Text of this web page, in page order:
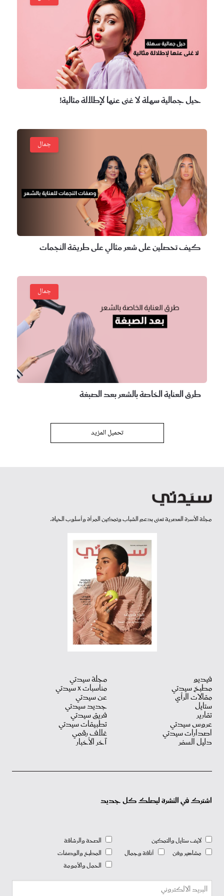
جمالية سهلة لا غنى عنها لإطلالة مثالية!
تحصلين على شعر مثالي على طريقة النجمات
العناية الخاصة بالشعر بعد الصبغة
تحميل المزيد
العصرية تعنى بدعم الشباب وتمكين المرأة وأسلوب الحياة.
سيدتي
الرأي
سيدتي
سيدتي
مجلة سيدتي
عن سيدتي
جديد سيدتي
فريق سيدتي
تطبيقات سيدتي
غلاف رقمي
آخر الأخبار
في النشرة ليصلك كل جديد
ستايل والتمكين
وفن
أناقة وجمال
الصحة والرشاقة
المطبخ والوصفات
الحمل والأمومة